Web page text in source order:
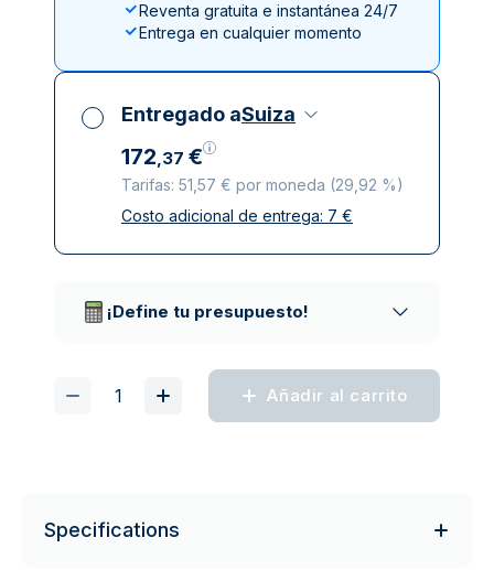
Reventa gratuita e instantánea 24/7
Entrega en cualquier momento
Entregado aSuiza
172,37 €
Tarifas: 51,57 € por moneda (29,92 %)
Impuestos incluidos
Costo adicional de entrega: 7 €
¡Define tu presupuesto!
Añadir al carrito
Specifications